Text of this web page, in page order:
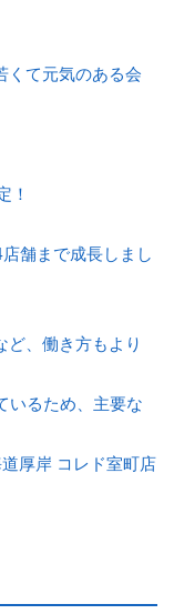
て元気のある会
！
舗まで成長しまし
、働き方もより
いるため、主要な
厚岸 コレド室町店